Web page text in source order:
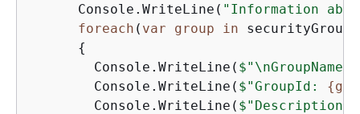
      Console.WriteLine(
"Information
foreach ( var group in
{
        Console.WriteLine(
$"\nGroupName:
        Console.WriteLine(
$"GroupId: {
        Console.WriteLine(
$"Description: